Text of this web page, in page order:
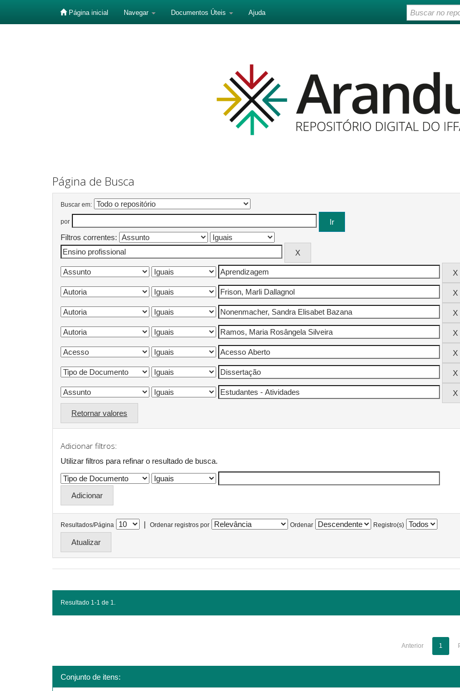
Página inicial Navegar Documentos Úteis Ajuda
Página de Busca
Buscar em:
por
Filtros correntes:
Retornar valores
Adicionar filtros:
Utilizar filtros para refinar o resultado de busca.
Resultados/Página | Ordenar registros por Ordenar Registro(s)
Resultado 1-1 de 1.
Anterior 1
Conjunto de itens: